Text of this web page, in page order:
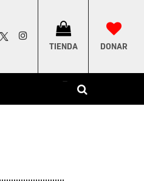
TIENDA DONAR
–